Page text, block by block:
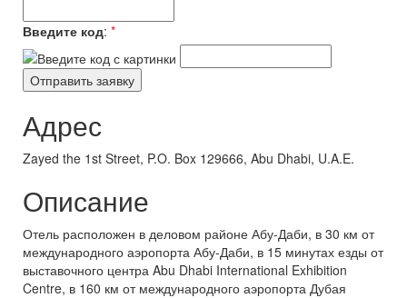
Введите код: *
Адрес
Zayed the 1st Street, P.O. Box 129666, Abu Dhabi, U.A.E.
Описание
Отель расположен в деловом районе Абу-Даби, в 30 км от
международного аэропорта Абу-Даби, в 15 минутах езды от
выставочного центра Abu Dhabi International Exhibition
Centre, в 160 км от международного аэропорта Дубая